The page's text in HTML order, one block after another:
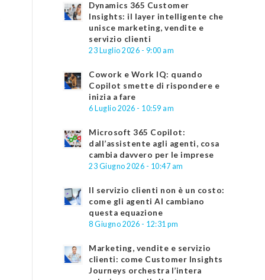
Dynamics 365 Customer
Insights: il layer intelligente che
unisce marketing, vendite e
servizio clienti
23 Luglio 2026 - 9:00 am
Cowork e Work IQ: quando
Copilot smette di rispondere e
inizia a fare
6 Luglio 2026 - 10:59 am
Microsoft 365 Copilot:
dall’assistente agli agenti, cosa
cambia davvero per le imprese
23 Giugno 2026 - 10:47 am
Il servizio clienti non è un costo:
come gli agenti AI cambiano
questa equazione
8 Giugno 2026 - 12:31 pm
Marketing, vendite e servizio
clienti: come Customer Insights
Journeys orchestra l’intera